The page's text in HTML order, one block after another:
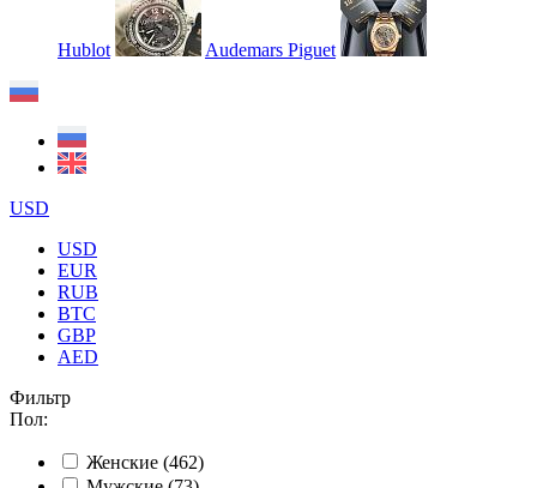
Hublot Audemars Piguet
USD
USD
EUR
RUB
BTC
GBP
AED
Фильтр
Пол:
Женские (462)